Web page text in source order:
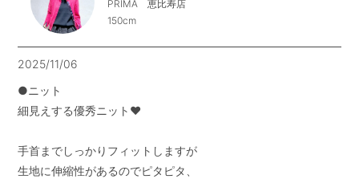
PRIMA 恵比寿店
150cm
2025/11/06
●ニット
細見えする優秀ニット❤︎
手首までしっかりフィットしますが
生地に伸縮性があるのでピタピタ、